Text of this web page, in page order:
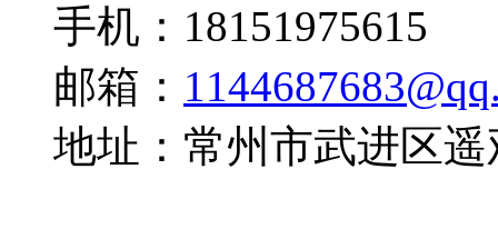
手机：18151975615
邮箱：
地址：常州市武进区